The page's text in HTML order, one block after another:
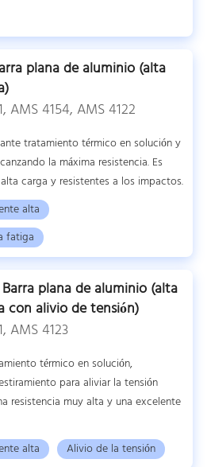
plana de aluminio (alta
AMS 4154, AMS 4122
tratamiento térmico en solución y
la máxima resistencia. Es
carga y resistentes a los impactos.
alta
fatiga
Barra plana de aluminio (alta
con alivio de tensión)
AMS 4123
térmico en solución,
para aliviar la tensión
resistencia muy alta y una excelente
alta
Alivio de la tensión